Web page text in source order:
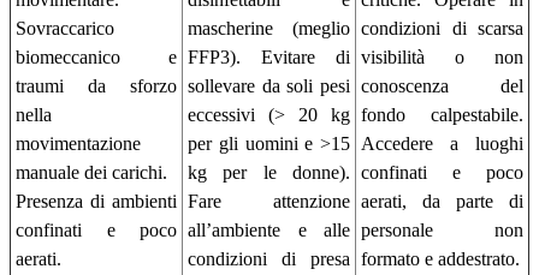
Sovraccarico
biomeccanico e
traumi da sforzo
nella
movimentazione
manuale dei carichi.
Presenza di ambienti
confinati e poco
aerati.
mascherine (meglio
FFP3). Evitare di
sollevare da soli pesi
eccessivi (> 20 kg
per gli uomini e >15
kg per le donne).
Fare attenzione
all’ambiente e alle
condizioni di presa
condizioni di scarsa
visibilità o non
conoscenza del
fondo calpestabile.
Accedere a luoghi
confinati e poco
aerati, da parte di
personale non
formato e addestrato.